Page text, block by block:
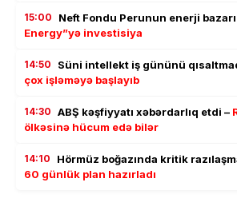
15:00 Neft Fondu Perunun enerji
Energy”yə investisiya
14:50 Süni intellekt iş gününü
çox işləməyə başlayıb
14:30 ABŞ kəşfiyyatı xəbərdarlıq etdi –
ölkəsinə hücum edə bilər
14:10 Hörmüz boğazında kritik
60 günlük plan hazırladı